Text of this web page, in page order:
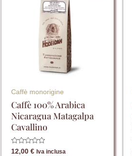
Caffè monorigine
Caffè 100% Arabica
Nicaragua Matagalpa
Cavallino
Valutato
12,00 € Iva inclusa
ha
più
varianti.
Le
opzioni
possono
scelte
nella